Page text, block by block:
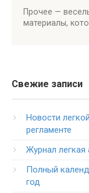
Прочее —
материалы,
Свежие записи
Новости
регламенте
Журнал легкая
Полный
год